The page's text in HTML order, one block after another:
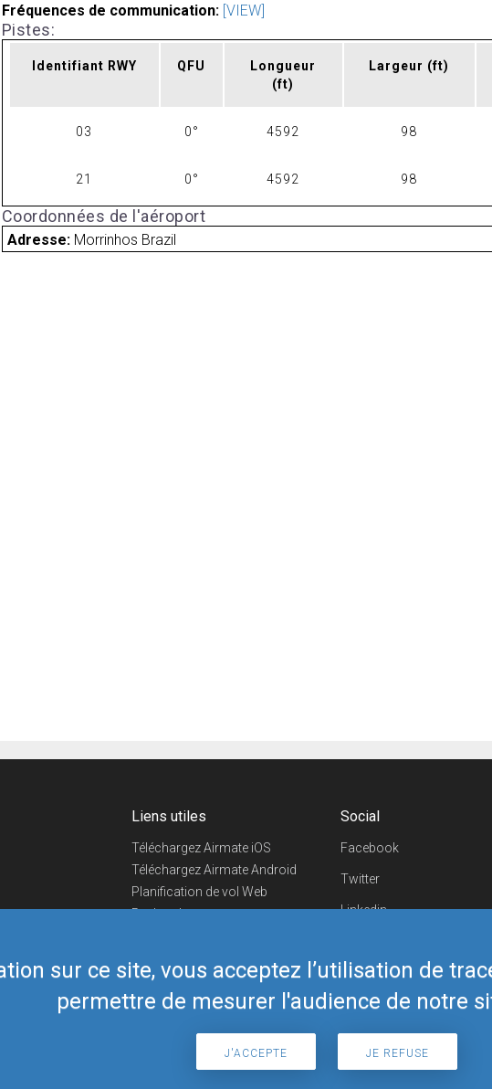
sur ce site, vous acceptez l’utilisation de
permettre de mesurer l'audience de notre
J'ACCEPTE JE REFUSE
Fréquences de communication: [VIEW]
Pistes:
Identifiant RWY QFU
Longueur
(ft)
Largeur (ft)
03 0° 4592 98
21 0° 4592 98
Coordonnées de l'aéroport
Adresse: Morrinhos Brazil
Liens utiles
Téléchargez Airmate iOS
Téléchargez Airmate Android
Planification de vol Web
Recherche
Boutique Airmate
Social
Facebook
Twitter
Linkedin
Telegram